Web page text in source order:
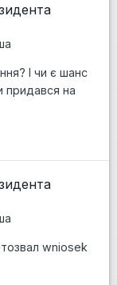
І чи є шанс
придався на
wniosek